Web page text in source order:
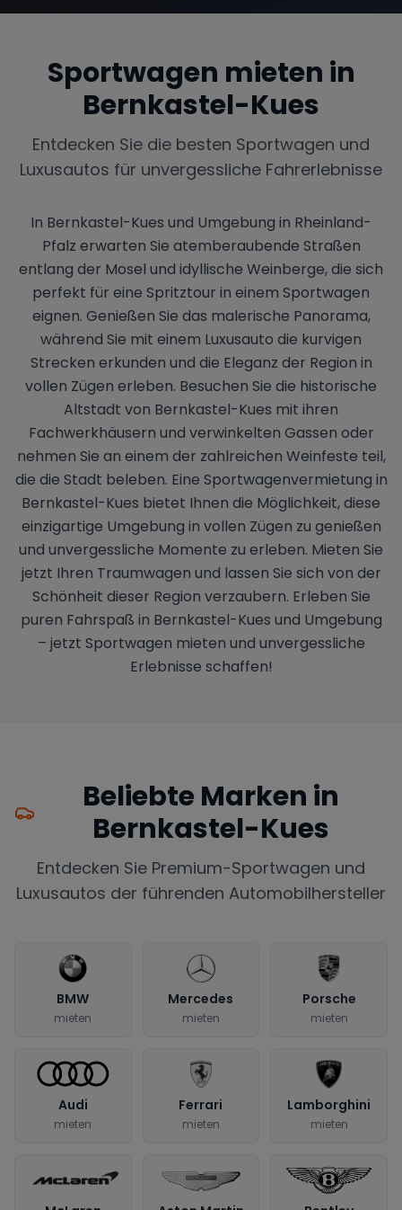
Sportwagen mieten in
Bernkastel-Kues
Entdecken Sie die besten Sportwagen und
Luxusautos für unvergessliche Fahrerlebnisse
In Bernkastel-Kues und Umgebung in Rheinland-
Pfalz erwarten Sie atemberaubende Straßen
entlang der Mosel und idyllische Weinberge, die sich
perfekt für eine Spritztour in einem Sportwagen
eignen. Genießen Sie das malerische Panorama,
während Sie mit einem Luxusauto die kurvigen
Strecken erkunden und die Eleganz der Region in
vollen Zügen erleben. Besuchen Sie die historische
Altstadt von Bernkastel-Kues mit ihren
Fachwerkhäusern und verwinkelten Gassen oder
nehmen Sie an einem der zahlreichen Weinfeste teil,
die die Stadt beleben. Eine Sportwagenvermietung in
Bernkastel-Kues bietet Ihnen die Möglichkeit, diese
einzigartige Umgebung in vollen Zügen zu genießen
und unvergessliche Momente zu erleben. Mieten Sie
jetzt Ihren Traumwagen und lassen Sie sich von der
Schönheit dieser Region verzaubern. Erleben Sie
puren Fahrspaß in Bernkastel-Kues und Umgebung
– jetzt Sportwagen mieten und unvergessliche
Erlebnisse schaffen!
Beliebte Marken in
Bernkastel-Kues
Entdecken Sie Premium-Sportwagen und
Luxusautos der führenden Automobilhersteller
BMW
mieten
Mercedes
mieten
Porsche
mieten
Audi
mieten
Ferrari
mieten
Lamborghini
mieten